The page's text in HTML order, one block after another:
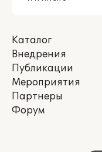
Каталог
Внедрения
Публикации
Мероприятия
Партнеры
Форум